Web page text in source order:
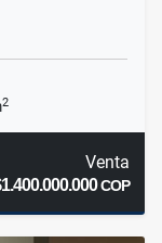
2
Venta
COP